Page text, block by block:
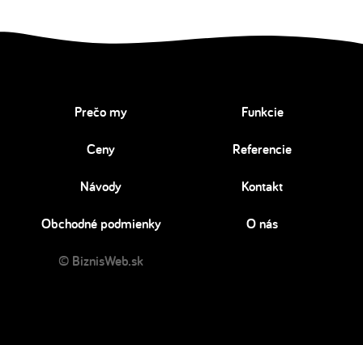
Prečo my Funkcie
Ceny Referencie
Návody Kontakt
Obchodné podmienky O nás
© BiznisWeb.sk